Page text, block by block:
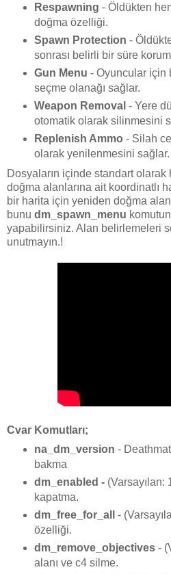
Respawning - Öldükten
doğma özelliği.
Spawn Protection -
sonrası belirli bir süre
Gun Menu - Oyuncular için
seçme olanağı sağlar.
Weapon Removal - Yere
otomatik olarak silinmesini
Replenish Ammo - Silah
olarak yenilenmesini sağlar.
Dosyaların içinde standart olarak
doğma alanlarına ait koordinatlı
bir harita için yeniden doğma
bunu dm_spawn_menu
yapabilirsiniz. Alan belirlemeleri
unutmayın.!
Cvar Komutları;
na_dm_version -
bakma
dm_enabled - (Varsayılan:
kapatma.
dm_free_for_all
-
özelliği.
dm_remove_objectives-
alanı ve c4 silme.